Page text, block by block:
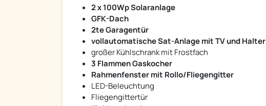
2 x 100Wp Solaranlage
GFK-Dach
2te Garagentür
vollautomatische Sat-Anlage mit TV und Halter
großer Kühlschrank mit Frostfach
3 Flammen Gaskocher
Rahmenfenster mit Rollo/Fliegengitter
LED-Beleuchtung
Fliegengittertür